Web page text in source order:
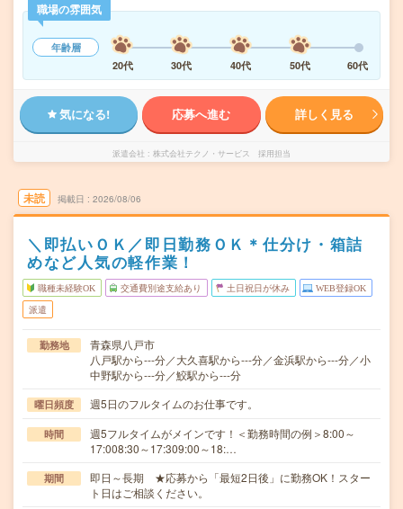
職場の雰囲気
年齢層
20代
30代 40代 50代 60代
気になる! 応募へ進む 詳しく見る
派遣会社 株式会社テクノ・サービス 採用担当
未読 掲載日 2026/08/06
＼即払いＯＫ／即日勤務ＯＫ＊仕分け・箱詰
めなど人気の軽作業！
職種未経験OK 交通費別途支給あり 土日祝日が休み WEB登録OK
派遣
勤務地
青森県八戸市
八戸駅から---分／大久喜駅から---分／金浜駅から---分／小
中野駅から---分／鮫駅から---分
曜日頻度 週5日のフルタイムのお仕事です。
時間
週5フルタイムがメインです！＜勤務時間の例＞8:00～
17:008:30～17:309:00～18:…
期間
即日～長期 ★応募から「最短2日後」に勤務OK！スター
ト日はご相談ください。